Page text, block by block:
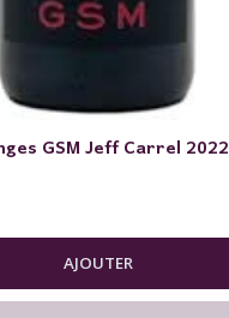
GSM Jeff Carrel 2022
AJOUTER